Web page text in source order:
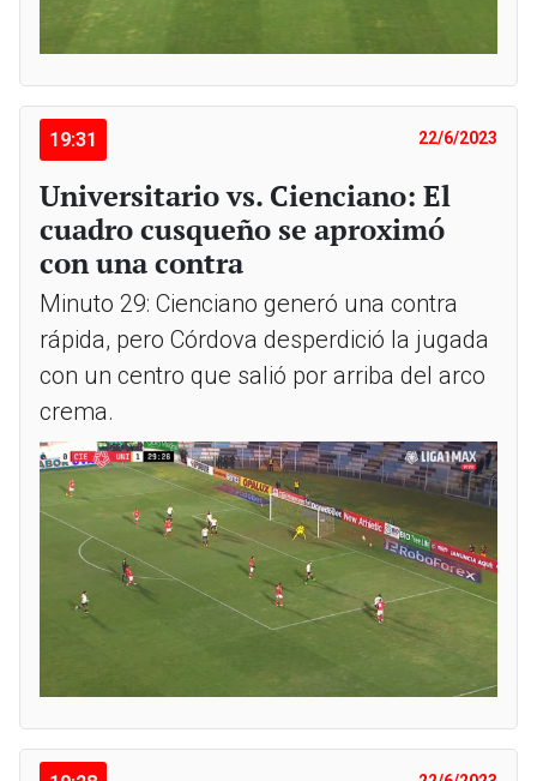
19:31 22/6/2023
Universitario vs. Cienciano: El
cuadro cusqueño se aproximó
con una contra
Minuto 29: Cienciano generó una contra
rápida, pero Córdova desperdició la jugada
con un centro que salió por arriba del arco
crema.